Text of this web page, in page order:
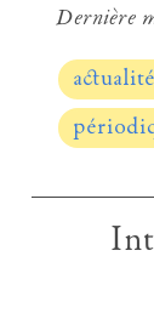
Dernière